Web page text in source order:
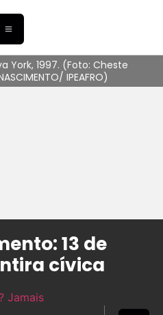
York, 1997. (Foto: Cheste
IPEAFRO)
13 de
cívica
Jamais